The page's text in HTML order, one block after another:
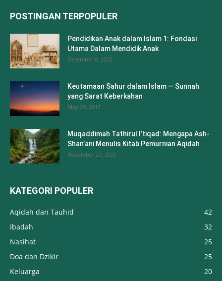
POSTINGAN TERPOPULER
Pendidikan Anak dalam Islam 1: Fondasi
Utama Dalam Mendidik Anak
December 8, 2025
Keutamaan Sahur dalam Islam — Sunnah
yang Sarat Keberkahan
May 29, 2017
Muqaddimah Tathirul I’tiqad: Mengapa Ash-
Shan’ani Menulis Kitab Pemurnian Aqidah
November 27, 2025
KATEGORI POPULER
Aqidah dan Tauhid
42
Ibadah
32
Nasihat
25
Doa dan Dzikir
25
Keluarga
20